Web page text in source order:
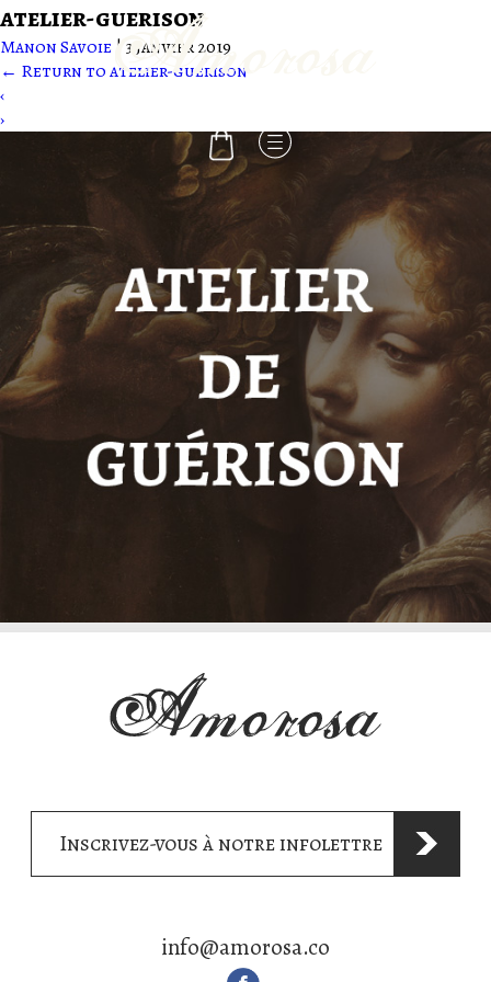
atelier-guerison
Manon Savoie | 3 janvier 2019
← Return to atelier-guerison
‹
›
Inscrivez-vous à notre infolettre
info@amorosa.co